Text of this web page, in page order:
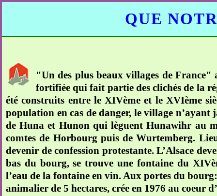
QUE
"Un des plus beaux villages de France"
fortifiée qui fait partie des clichés de la
été construits entre le XIVème et le XVIème
population en cas de danger, le village
de Huna et Hunon qui lèguent Hunawihr au
comtes de Horbourg puis de Wurtemberg.
devenir de confession protestante. L’Alsace
bas du bourg, se trouve une fontaine du
l’eau de la fontaine en vin. Aux portes du
animalier de 5 hectares, crée en 1976 au coeur